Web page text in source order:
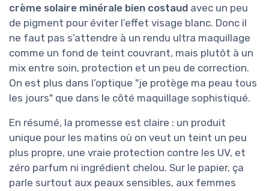
crème solaire minérale bien costaud avec un peu
de pigment pour éviter l’effet visage blanc. Donc il
ne faut pas s’attendre à un rendu ultra maquillage
comme un fond de teint couvrant, mais plutôt à un
mix entre soin, protection et un peu de correction.
On est plus dans l’optique "je protège ma peau tous
les jours" que dans le côté maquillage sophistiqué.
En résumé, la promesse est claire : un produit
unique pour les matins où on veut un teint un peu
plus propre, une vraie protection contre les UV, et
zéro parfum ni ingrédient chelou. Sur le papier, ça
parle surtout aux peaux sensibles, aux femmes